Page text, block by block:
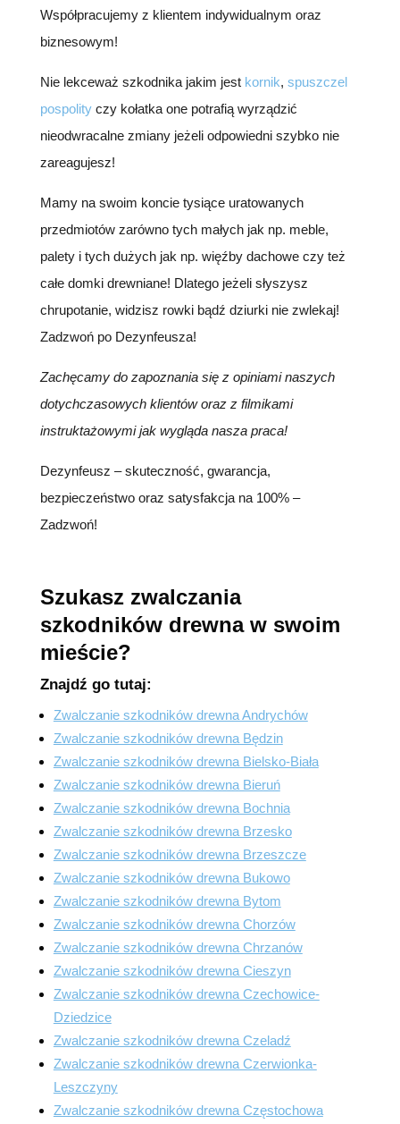
Współpracujemy z klientem indywidualnym oraz
biznesowym!
Nie lekceważ szkodnika jakim jest kornik, spuszczel
pospolityczy kołatka one potrafią wyrządzić
nieodwracalne zmiany jeżeli odpowiedni szybko nie
zareagujesz!
Mamy na swoim koncie tysiące uratowanych
przedmiotów zarówno tych małych jak np. meble,
palety i tych dużych jak np. więźby dachowe czy też
całe domki drewniane! Dlatego jeżeli słyszysz
chrupotanie, widzisz rowki bądź dziurki nie zwlekaj!
Zadzwoń po Dezynfeusza!
Zachęcamy do zapoznania się z opiniami naszych
dotychczasowych klientów oraz z filmikami
instruktażowymi jak wygląda nasza praca!
Dezynfeusz – skuteczność, gwarancja,
bezpieczeństwo oraz satysfakcja na 100% –
Zadzwoń!
Szukasz zwalczania
szkodników drewna w swoim
mieście?
Znajdź go tutaj:
Zwalczanie szkodników drewna Andrychów
Zwalczanie szkodników drewna Będzin
Zwalczanie szkodników drewna Bielsko-Biała
Zwalczanie szkodników drewna Bieruń
Zwalczanie szkodników drewna Bochnia
Zwalczanie szkodników drewna Brzesko
Zwalczanie szkodników drewna Brzeszcze
Zwalczanie szkodników drewna Bukowo
Zwalczanie szkodników drewna Bytom
Zwalczanie szkodników drewna Chorzów
Zwalczanie szkodników drewna Chrzanów
Zwalczanie szkodników drewna Cieszyn
Zwalczanie szkodników drewna Czechowice-
Dziedzice
Zwalczanie szkodników drewna Czeladź
Zwalczanie szkodników drewna Czerwionka-
Leszczyny
Zwalczanie szkodników drewna Częstochowa